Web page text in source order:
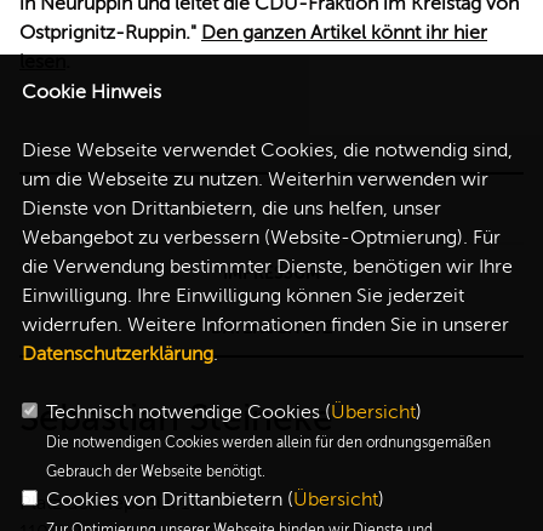
Ostprignitz-Ruppin." Den ganzen Artikel könnt ihr hier
lesen.
IMPRESSUM
DATENSCHUTZ
Sebastian Steineke
Platz der Republik 1
Cookie Hinweis
Diese Webseite verwendet Cookies, die notwendig sind,
um die Webseite zu nutzen. Weiterhin verwenden wir
Dienste von Drittanbietern, die uns helfen, unser
Webangebot zu verbessern (Website-Optmierung). Für
die Verwendung bestimmter Dienste, benötigen wir Ihre
Einwilligung. Ihre Einwilligung können Sie jederzeit
widerrufen. Weitere Informationen finden Sie in unserer
Datenschutzerklärung.
Technisch notwendige Cookies (Übersicht)
Die notwendigen Cookies werden allein für den ordnungsgemäßen
Gebrauch der Webseite benötigt.
Cookies von Drittanbietern (Übersicht)